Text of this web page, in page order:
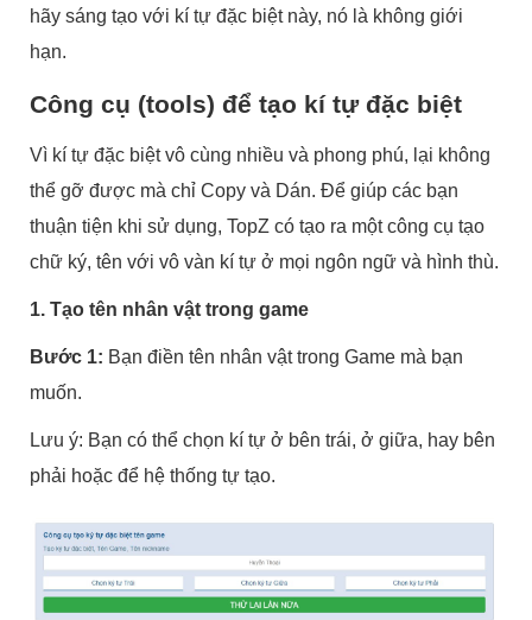
hãy sáng tạo với kí tự đặc biệt này, nó là không giới
hạn.
Công cụ (tools) để tạo kí tự đặc biệt
Vì kí tự đặc biệt vô cùng nhiều và phong phú, lại không
thể gỡ được mà chỉ Copy và Dán. Để giúp các bạn
thuận tiện khi sử dụng, TopZ có tạo ra một công cụ tạo
chữ ký, tên với vô vàn kí tự ở mọi ngôn ngữ và hình thù.
1. Tạo tên nhân vật trong game
Bước 1: Bạn điền tên nhân vật trong Game mà bạn
muốn.
Lưu ý: Bạn có thể chọn kí tự ở bên trái, ở giữa, hay bên
phải hoặc để hệ thống tự tạo.